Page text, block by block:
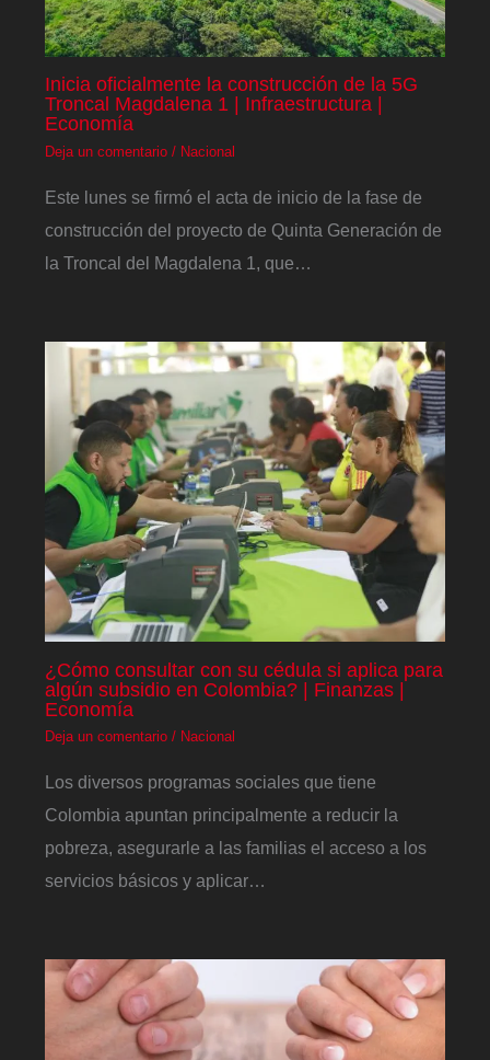
Inicia oficialmente la construcción de la 5G
Troncal Magdalena 1 | Infraestructura |
Economía
Deja un comentario / Nacional
Este lunes se firmó el acta de inicio de la fase de
construcción del proyecto de Quinta Generación de
la Troncal del Magdalena 1, que…
¿Cómo consultar con su cédula si aplica para
algún subsidio en Colombia? | Finanzas |
Economía
Deja un comentario / Nacional
Los diversos programas sociales que tiene
Colombia apuntan principalmente a reducir la
pobreza, asegurarle a las familias el acceso a los
servicios básicos y aplicar…